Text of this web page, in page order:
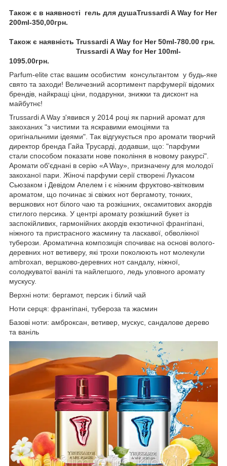
Також є в наявності гель для душаTrussardi A Way for Her
200ml-350,00грн.
Також є наявність Trussardi A Way for Her 50ml-780.00 грн.
Trussardi A Way for Her 100ml-
1095.00грн.
Parfum-elite стає вашим особистим консультантом у будь-яке
свято та заходи! Величезний асортимент парфумерії відомих
брендів, найкращі ціни, подарунки, знижки та дисконт на
майбутнє!
Trussardi A Way з'явився у 2014 році як парний аромат для
закоханих "з чистими та яскравими емоціями та
оригінальними ідеями". Так відгукується про аромати творчий
директор бренда Гайа Трусарді, додавши, що: "парфуми
стали способом показати нове покоління в новому ракурсі".
Аромати об'єднані в серію «A Way», призначену для молодої
закоханої пари. Жіночі парфуми серії створені Лукасом
Сьюзаком і Девідом Апелем і є ніжним фруктово-квітковим
ароматом, що починає зі свіжих нот бергамоту, тонких,
вершкових нот білого чаю та розкішних, оксамитових акордів
стиглого персика. У центрі аромату розкішний букет із
заспокійливих, гармонійних акордів екзотичної франгіпані,
ніжного та пристрасного жасмину та ласкавої, обволікної
туберози. Ароматична композиція спочиває на основі волого-
деревних нот ветиверу, які трохи поколюють нот молекули
ambroxan, вершково-деревних нот сандалу, ніжної,
солодкуватої ванілі та найлегшого, ледь уловного аромату
мускусу.
Верхні ноти: бергамот, персик і білий чай
Ноти серця: франгіпані, тубероза та жасмин
Базові ноти: амброксан, ветивер, мускус, сандалове дерево
та ваніль